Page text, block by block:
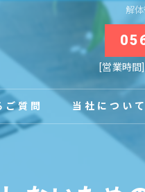
解
[営業時間
ご質問 当社について
事務所